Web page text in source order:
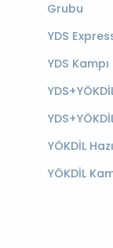
Grubu
YDS
YDS Kampı
YÖKDİL
YÖKDİL